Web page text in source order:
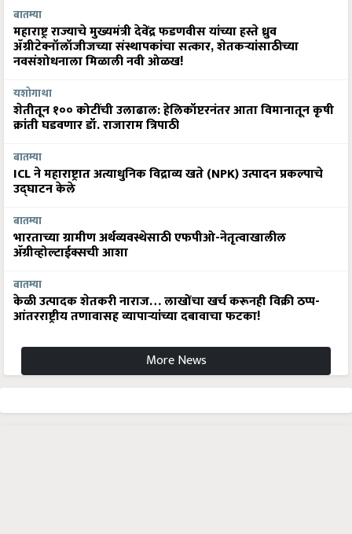
बातम्या
महाराष्ट्र राज्याचे मुख्यमंत्री देवेंद्र फडणवीस यांच्या हस्ते ध्रुव
ॲग्रीटेक्नॉलॉजीजच्या संस्थापकांचा सत्कार, शेतकऱ्यांसाठीच्या
नवसंशोधनाला मिळाली नवी ओळख!
यशोगाथा
शेतीतून १०० कोटींची उलाढाल: हेलिकॉप्टरनंतर आता विमानातून कृषी
क्रांती घडवणार डॉ. राजाराम त्रिपाठी
बातम्या
ICL ने महाराष्ट्रात अत्याधुनिक विद्राव्य खते (NPK) उत्पादन प्रकल्पाचे
उद्घाटन केले
बातम्या
भारताच्या ग्रामीण अर्थव्यवस्थेसाठी एफपीओ-नेतृत्वाखालील
अ‍ॅग्रीव्होल्टाईक्सची आशा
बातम्या
केळी उत्पादक शेतकरी नाराज… लाखोंचा खर्च करूनही विक्री ठप्प-
आंतरराष्ट्रीय तणावासह व्यापाऱ्यांच्या दबावाचा फटका!
More News